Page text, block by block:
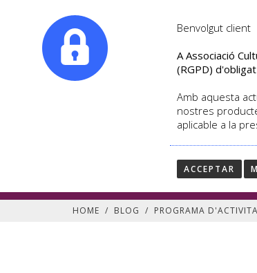
PROGRAMA
PROGRAMA D'ACTIVITATS
HOME / BLOG / PROGRAMA
Benvolgut client
A Associació
(RGPD)
Amb aquesta
nostres
aplicable a la
ACCEPTAR